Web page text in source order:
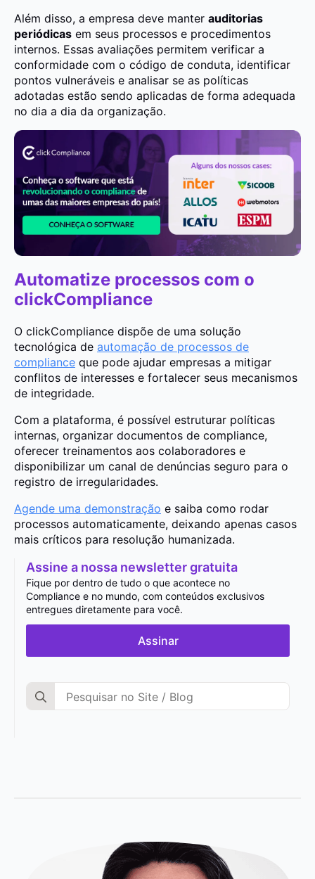
Além disso, a empresa deve manter auditorias
periódicas em seus processos e procedimentos
internos. Essas avaliações permitem verificar a
conformidade com o código de conduta, identificar
pontos vulneráveis e analisar se as políticas
adotadas estão sendo aplicadas de forma adequada
no dia a dia da organização.
Automatize processos com o
clickCompliance
O clickCompliance dispõe de uma solução
tecnológica de automação de processos de
compliance que pode ajudar empresas a mitigar
conflitos de interesses e fortalecer seus mecanismos
de integridade.
Com a plataforma, é possível estruturar políticas
internas, organizar documentos de compliance,
oferecer treinamentos aos colaboradores e
disponibilizar um canal de denúncias seguro para o
registro de irregularidades.
Agende uma demonstração e saiba como rodar
processos automaticamente, deixando apenas casos
mais críticos para resolução humanizada.
Assine a nossa newsletter gratuita
Fique por dentro de tudo o que acontece no
Compliance e no mundo, com conteúdos exclusivos
entregues diretamente para você.
Assinar
Search
for: